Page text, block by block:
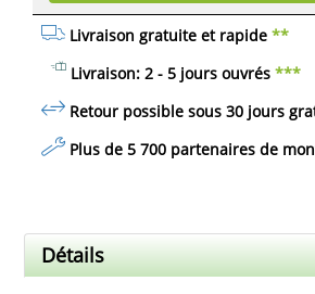
Livraison gratuite et rapide **
Livraison: 2 - 5 jours ouvrés ***
Retour possible sous 30 jours
Plus de 5 700 partenaires de
Détails